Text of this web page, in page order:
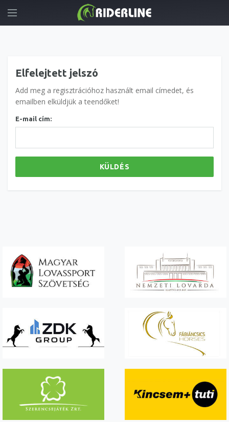
Elfelejtett jelszó
Add meg a regisztrációhoz használt email címedet, és
emailben elküldjük a teendőket!
E-mail cím:
KÜLDÉS